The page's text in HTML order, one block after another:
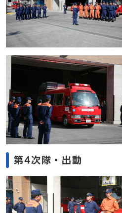
第4次隊・出動